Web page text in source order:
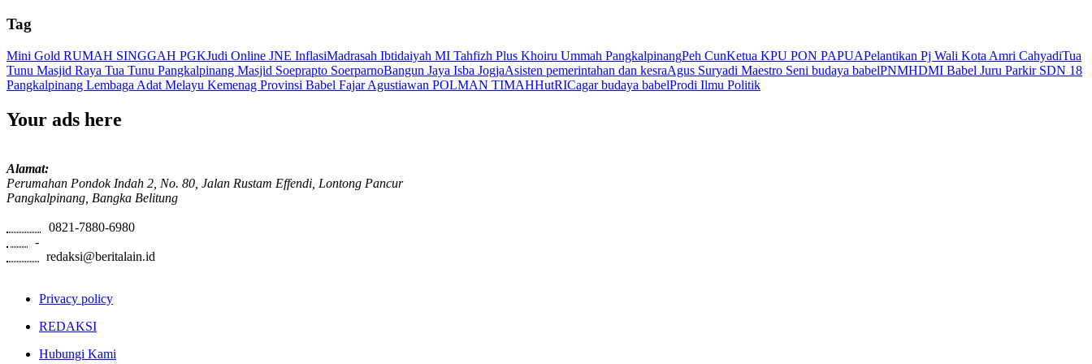
Tag
Mini Gold RUMAH SINGGAH PGKJudi Online JNE InflasiMadrasah Ibtidaiyah MI Tahfizh Plus Khoiru Ummah PangkalpinangPeh CunKetua KPU PON PAPUAPelantikan Pj Wali Kota Amri CahyadiTua
Tunu Masjid Raya Tua Tunu Pangkalpinang Masjid Soeprapto SoerparnoBangun Jaya Isba JogjaAsisten pemerintahan dan kesraAgus Suryadi Maestro Seni budaya babelPNMHDMI Babel Juru Parkir SDN 18
Pangkalpinang Lembaga Adat Melayu Kemenag Provinsi Babel Fajar Agustiawan POLMAN TIMAHHutRICagar budaya babelProdi Ilmu Politik
Your ads here
Alamat:
Perumahan Pondok Indah 2, No. 80, Jalan Rustam Effendi, Lontong Pancur
Pangkalpinang, Bangka Belitung
0821-7880-6980
-
redaksi@beritalain.id
Privacy policy
REDAKSI
Hubungi Kami